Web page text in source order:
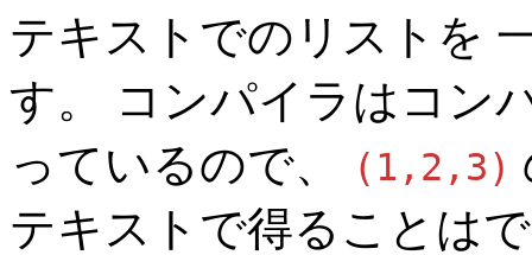
テキストでのリストを
す。 コンパイラはコン
っているので、
(1,2,3)
テキストで得ることは